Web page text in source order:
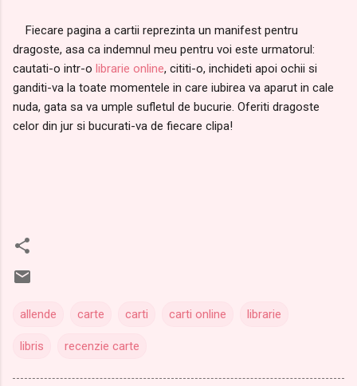
Fiecare pagina a cartii reprezinta un manifest pentru
dragoste, asa ca indemnul meu pentru voi este urmatorul:
cautati-o intr-o librarie online, cititi-o, inchideti apoi ochii si
ganditi-va la toate momentele in care iubirea va aparut in cale
nuda, gata sa va umple sufletul de bucurie. Oferiti dragoste
celor din jur si bucurati-va de fiecare clipa!
allende carte carti carti online librarie
libris recenzie carte